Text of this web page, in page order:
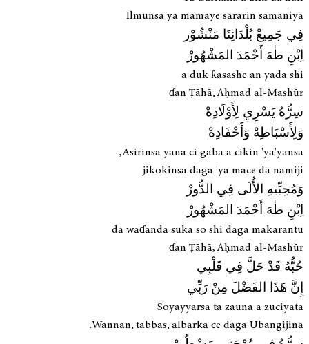
Ilmunsa ya mamaye sararin samaniya
فِي جَمِيعْ بُلْدَانِنَا مَنْشُوْر
اِبْنِ طٰهَ أَحْمَدَ المَشْهُورْ
a duk ƙasashe an yada shi
ɗan Ṭāhā, Aḥmad al-Mashūr
سِرُّهُ يَسْرِي لِأَوْلَادِهْ
وَلِأَسْبَاطِهْ وَأَحْفَادِهْ
Asirinsa yana ci gaba a cikin 'ya'yansa,
jikokinsa daga 'ya mace da namiji
وَمُحِبِّيهِ الأُلَى فِي الدُّورْ
اِبْنِ طٰهَ أَحْمَدَ المَشْهُورْ
da waɗanda suka so shi daga makarantu
ɗan Ṭāhā, Aḥmad al-Mashūr
حُبُّهُ قَدْ حَلَّ فِي قَلْبِي
إِنَّ هَذَا الفَضْلَ مِنْ رَبِّي
Soyayyarsa ta zauna a zuciyata
Wannan, tabbas, albarka ce daga Ubangijina.